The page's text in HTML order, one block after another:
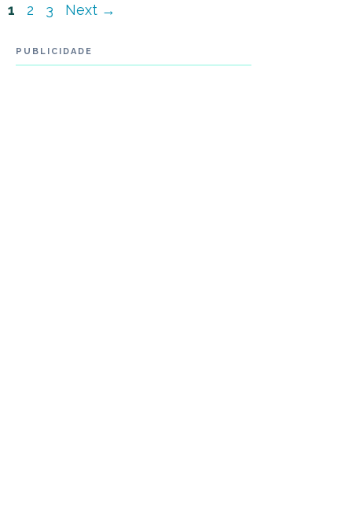
Navegação
post
Page
1 Page
2 Page
3 Next →
PUBLICIDADE